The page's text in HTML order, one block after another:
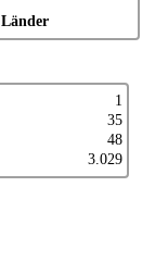
Länder
1
35
48
3.029